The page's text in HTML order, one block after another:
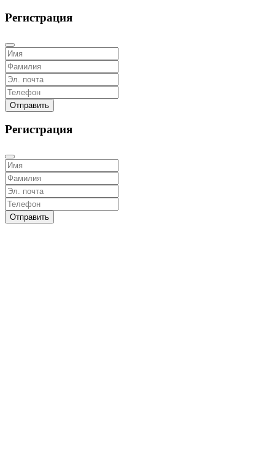
Регистрация
Отправить
Регистрация
Отправить